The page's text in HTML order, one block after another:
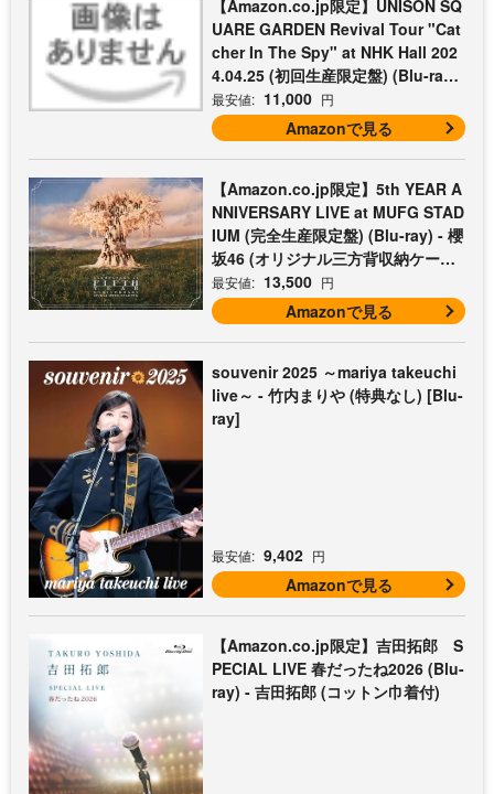
【Amazon.co.jp限定】UNISON SQ
UARE GARDEN Revival Tour "Cat
cher In The Spy" at NHK Hall 202
4.04.25 (初回生産限定盤) (Blu-ray)
- UNISON SQUARE GARDEN (コッ
トン巾着付)
最安値: 11,000 円
Amazonで見る
【Amazon.co.jp限定】5th YEAR A
NNIVERSARY LIVE at MUFG STAD
IUM (完全生産限定盤) (Blu-ray) - 櫻
坂46 (オリジナル三方背収納ケース
付)
最安値: 13,500 円
Amazonで見る
souvenir 2025 ～mariya takeuchi
live～ - 竹内まりや (特典なし) [Blu-
ray]
最安値: 9,402 円
Amazonで見る
【Amazon.co.jp限定】吉田拓郎 S
PECIAL LIVE 春だったね2026 (Blu-
ray) - 吉田拓郎 (コットン巾着付)